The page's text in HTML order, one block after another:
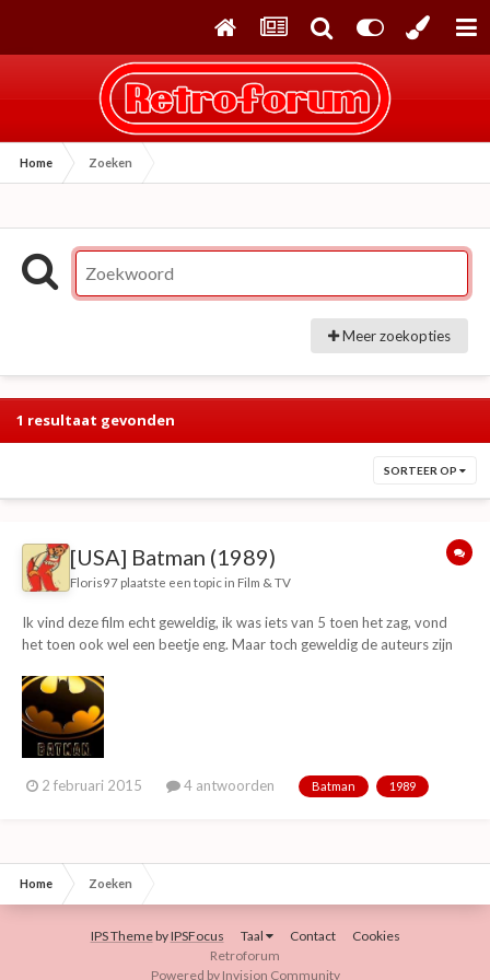
Home Zoeken
Meer zoekopties
1 resultaat gevonden
SORTEER OP
[USA] Batman (1989)
Floris97 plaatste een topic in Film & TV
Ik vind deze film echt geweldig, ik was iets van 5 toen het zag, vond
het toen ook wel een beetje eng. Maar toch geweldig de auteurs zijn
decors maken het helemaal af. Nadat Tim Burton met Batman stopte,
ging het allemaal bergafwaarts...
2 februari 2015 4 antwoorden Batman 1989
Home Zoeken
IPS ThemebyIPSFocus Taal Contact
Cookies
Retroforum
Powered by Invision Community